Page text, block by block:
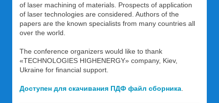
of laser machining of materials. Prospects of application
of laser technologies are considered. Authors of the
papers are the known specialists from many countries all
over the world.
The conference organizers would like to thank
«TECHNOLOGIES HIGHENERGY» company, Kiev,
Ukraine for financial support.
Доступен для скачивания ПДФ файл сборника